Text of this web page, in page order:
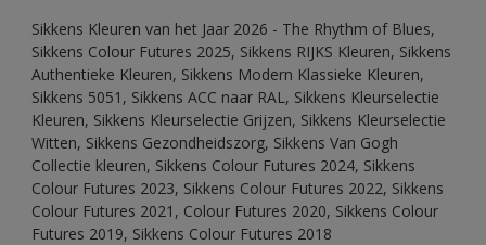
Sikkens Kleuren van het Jaar 2026 - The Rhythm of Blues,
Sikkens Colour Futures 2025, Sikkens RIJKS Kleuren, Sikkens
Authentieke Kleuren, Sikkens Modern Klassieke Kleuren,
Sikkens 5051, Sikkens ACC naar RAL, Sikkens Kleurselectie
Kleuren, Sikkens Kleurselectie Grijzen, Sikkens Kleurselectie
Witten, Sikkens Gezondheidszorg, Sikkens Van Gogh
Collectie kleuren, Sikkens Colour Futures 2024, Sikkens
Colour Futures 2023, Sikkens Colour Futures 2022, Sikkens
Colour Futures 2021, Colour Futures 2020, Sikkens Colour
Futures 2019, Sikkens Colour Futures 2018